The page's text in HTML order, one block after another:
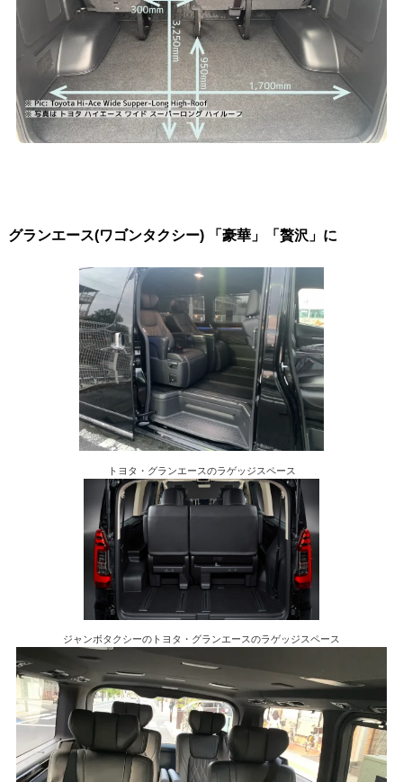
グランエース(ワゴンタクシー) 「豪華」「贅沢」に
トヨタ・グランエースのラゲッジスペース
ジャンボタクシーのトヨタ・グランエースのラゲッジスペース